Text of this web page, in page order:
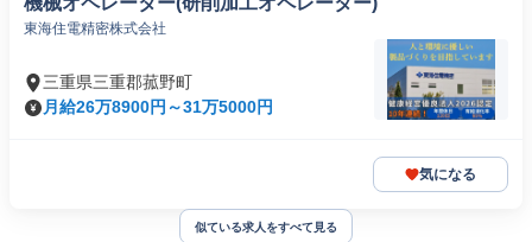
東海住電精密株式会社
三重県三重郡菰野町
月給26万8900円～31万5000円
気になる
似ている求人をすべて見る